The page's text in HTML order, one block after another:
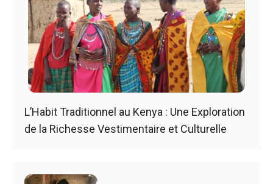
L’Habit Traditionnel au Kenya : Une Exploration
de la Richesse Vestimentaire et Culturelle